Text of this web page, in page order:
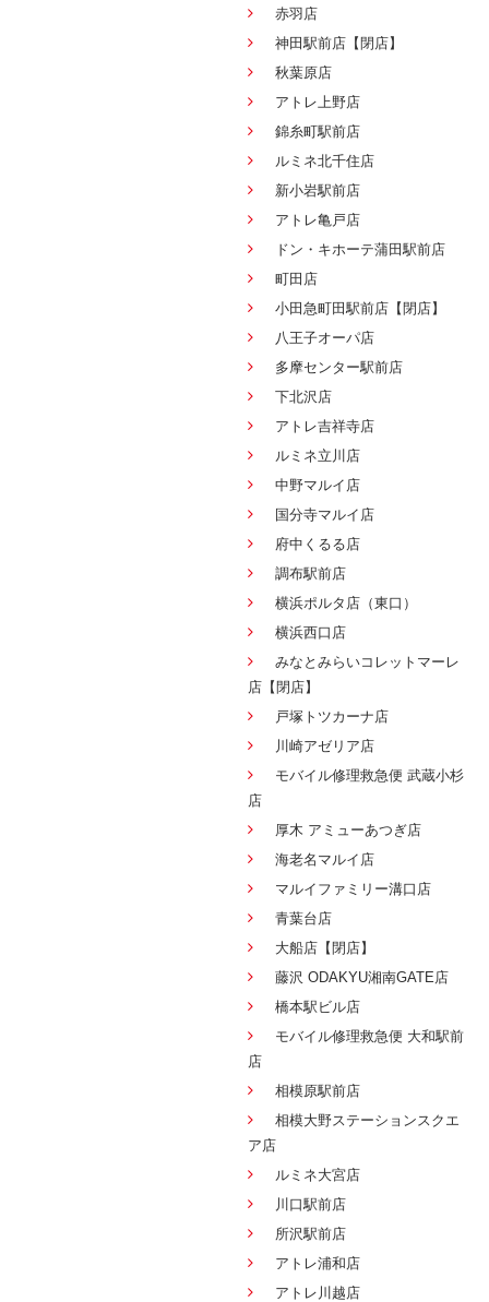
赤羽店
神田駅前店【閉店】
秋葉原店
アトレ上野店
錦糸町駅前店
ルミネ北千住店
新小岩駅前店
アトレ亀戸店
ドン・キホーテ蒲田駅前店
町田店
小田急町田駅前店【閉店】
八王子オーパ店
多摩センター駅前店
下北沢店
アトレ吉祥寺店
ルミネ立川店
中野マルイ店
国分寺マルイ店
府中くるる店
調布駅前店
横浜ポルタ店（東口）
横浜西口店
みなとみらいコレットマーレ
店【閉店】
戸塚トツカーナ店
川崎アゼリア店
モバイル修理救急便 武蔵小杉
店
厚木 アミューあつぎ店
海老名マルイ店
マルイファミリー溝口店
青葉台店
大船店【閉店】
藤沢 ODAKYU湘南GATE店
橋本駅ビル店
モバイル修理救急便 大和駅前
店
相模原駅前店
相模大野ステーションスクエ
ア店
ルミネ大宮店
川口駅前店
所沢駅前店
アトレ浦和店
アトレ川越店